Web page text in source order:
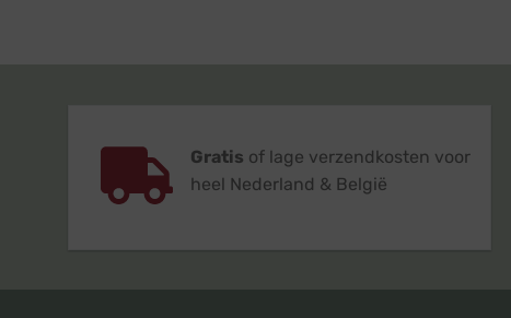
Gratis of lage verzendkosten voor
heel Nederland & België